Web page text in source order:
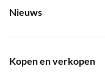
Nieuws
Kopen en verkopen